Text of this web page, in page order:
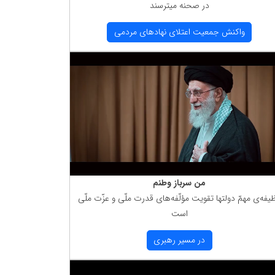
در صحنه میترسند
واكنش جمعیت اعتلای نهادهای مردمی
من سرباز وطنم
مهمّ دولتها تقویت مؤلّفه‌های قدرت ملّی و عزّت ملّی
است
در مسیر رهبری